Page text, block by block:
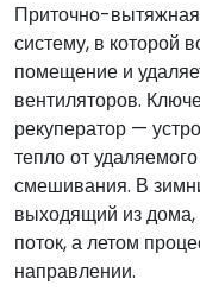
Приточно-вытяжная
систему, в которой
помещение и
вентиляторов.
рекуператор —
тепло от
смешивания. В
выходящий из дома,
поток, а летом
направлении.